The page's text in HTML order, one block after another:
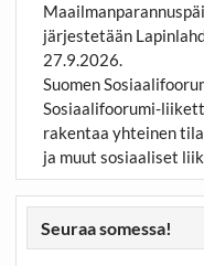
järjestetään
27.9.2026.
Suomen
Sosiaalifoorumi-
rakentaa yhteinen
ja muut sosiaaliset
Seuraa somessa!